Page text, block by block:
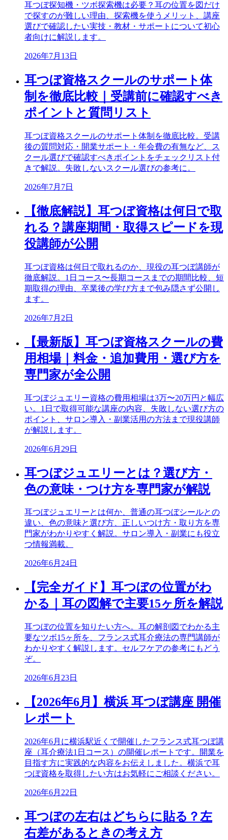
耳つぼ探知機・ツボ探索機は必要？耳の位置を図だけ
で探すのが難しい理由、探索機を使うメリット、講座
選びで確認したい実技・教材・サポートについて初心
者向けに解説します。
2026年7月13日
耳つぼ資格スクールのサポート体
制を徹底比較｜受講前に確認すべき
ポイントと質問リスト
耳つぼ資格スクールのサポート体制を徹底比較。受講
後の質問対応・開業サポート・年会費の有無など、ス
クール選びで確認すべきポイントをチェックリスト付
きで解説。失敗しないスクール選びの参考に。
2026年7月7日
【徹底解説】耳つぼ資格は何日で取
れる？講座期間・取得スピードを現
役講師が公開
耳つぼ資格は何日で取れるのか、現役の耳つぼ講師が
徹底解説。1日コース〜長期コースまでの期間比較、短
期取得の理由、卒業後の学び方まで包み隠さず公開し
ます。
2026年7月2日
【最新版】耳つぼ資格スクールの費
用相場｜料金・追加費用・選び方を
専門家が全公開
耳つぼジュエリー資格の費用相場は3万〜20万円と幅広
い。1日で取得可能な講座の内容、失敗しない選び方の
ポイント、サロン導入・副業活用の方法まで現役講師
が解説します。
2026年6月29日
耳つぼジュエリーとは？選び方・
色の意味・つけ方を専門家が解説
耳つぼジュエリーとは何か、普通の耳つぼシールとの
違い、色の意味と選び方、正しいつけ方・取り方を専
門家がわかりやすく解説。サロン導入・副業にも役立
つ情報満載。
2026年6月24日
【完全ガイド】耳つぼの位置がわ
かる｜耳の図解で主要15ヶ所を解説
耳つぼの位置を知りたい方へ。耳の解剖図でわかる主
要なツボ15ヶ所を、フランス式耳介療法の専門講師が
わかりやすく解説します。セルフケアの参考にもどう
ぞ。
2026年6月23日
【2026年6月】横浜 耳つぼ講座 開催
レポート
2026年6月に横浜駅近くで開催したフランス式耳つぼ講
座（耳介療法1日コース）の開催レポートです。開業を
目指す方に実践的な内容をお伝えしました。横浜で耳
つぼ資格を取得したい方はお気軽にご相談ください。
2026年6月22日
耳つぼの左右はどちらに貼る？左
右差があるときの考え方